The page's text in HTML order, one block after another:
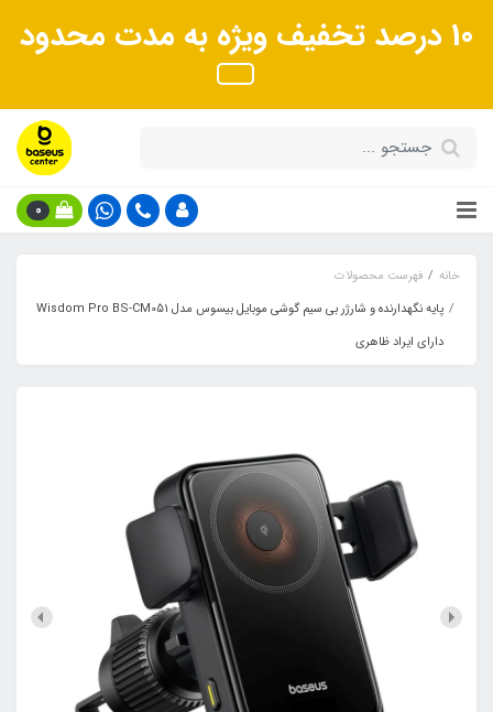
10 درصد تخفیف ویژه به مدت محدود
0
خانه
فهرست محصولات
پایه نگهدارنده و شارژر بی سیم گوشی موبایل بیسوس مدل Wisdom Pro BS-CM051
دارای ایراد ظاهری